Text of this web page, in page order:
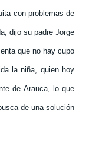
con problemas de
dijo su padre Jorge
que no hay cupo
la niña, quien hoy
de Arauca, lo que
de una solución